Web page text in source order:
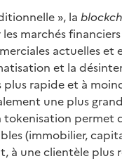
», la
les marchés
actuelles
et la
rapide et à
une plus
tokenisation
(immobilier,
à une clientèle plus